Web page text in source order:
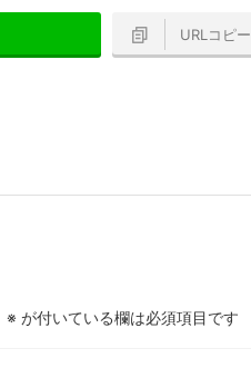
URLコピー
※ が付いている欄は必須項目です